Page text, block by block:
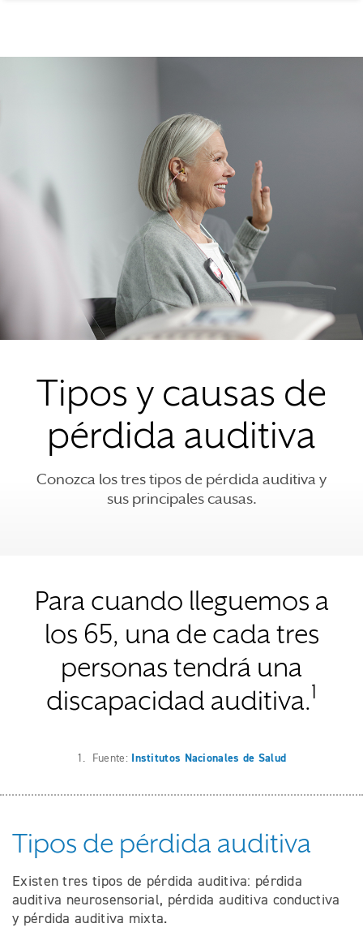
Tipos y causas de
pérdida auditiva
Conozca los tres tipos de pérdida auditiva y
sus principales causas.
Para cuando lleguemos a
los 65, una de cada tres
personas tendrá una
discapacidad auditiva.1
1. Fuente: Institutos Nacionales de Salud
Tipos de pérdida auditiva
Existen tres tipos de pérdida auditiva: pérdida
auditiva neurosensorial, pérdida auditiva conductiva
y pérdida auditiva mixta.